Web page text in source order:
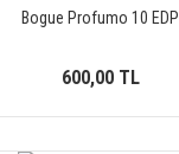
Bogue Profumo 10 EDP
600,00 TL